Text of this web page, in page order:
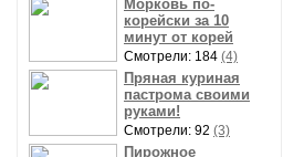
Морковь по-
корейски за 10
минут от корей
Смотрели: 184 (4)
Пряная куриная
пастрома своими
руками!
Смотрели: 92 (3)
Пирожное